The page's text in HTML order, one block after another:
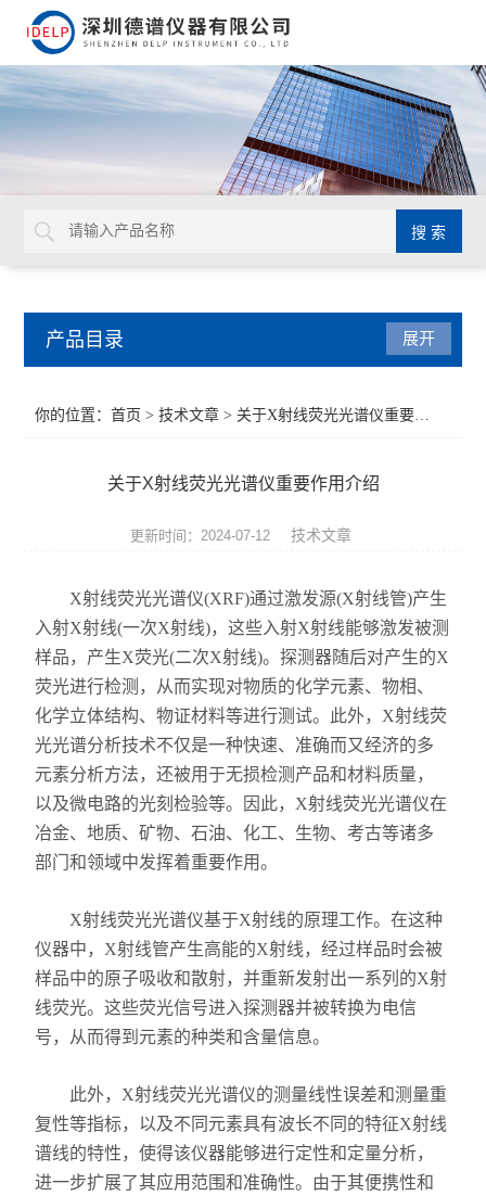
产品目录
ROHS分析仪
卤素检测仪
环保检测仪
液相色谱仪
X射线光谱仪
矿石分析仪
合金分析仪
元素分析仪
不锈钢分析仪
镀层测厚仪/膜厚仪
维修国内、国外ROHS检测仪
展开
你的位置：首页 >技术文章 > 关于X射线荧光光谱仪重要作用介绍
关于X射线荧光光谱仪重要作用介绍
更新时间：2024-07-12 技术文章
X射线荧光光谱仪(‌XRF)‌通过激发源(‌X射线管)‌产生
入射X射线(‌一次X射线)‌，‌这些入射X射线能够激发被测
样品，‌产生X荧光(‌二次X射线)‌。‌探测器随后对产生的X
荧光进行检测，‌从而实现对物质的化学元素、‌物相、‌
化学立体结构、‌物证材料等进行测试。‌此外，‌X射线荧
光光谱分析技术不仅是一种快速、‌准确而又经济的多
元素分析方法，‌还被用于无损检测产品和材料质量，‌
以及微电路的光刻检验等。‌因此，‌X射线荧光光谱仪在
冶金、‌地质、‌矿物、‌石油、‌化工、‌生物、‌‌考古等诸多
部门和领域中发挥着重要作用。‌
X射线荧光光谱仪基于X射线的原理工作。在这种
仪器中，X射线管产生高能的X射线，经过样品时会被
样品中的原子吸收和散射，并重新发射出一系列的X射
线荧光。这些荧光信号进入探测器并被转换为电信
号，从而得到元素的种类和含量信息。
此外，‌X射线荧光光谱仪的测量线性误差和测量重
复性等指标，‌以及不同元素具有波长不同的特征X射线
谱线的特性，‌使得该仪器能够进行定性和定量分析，‌
进一步扩展了其应用范围和准确性。‌由于其便携性和